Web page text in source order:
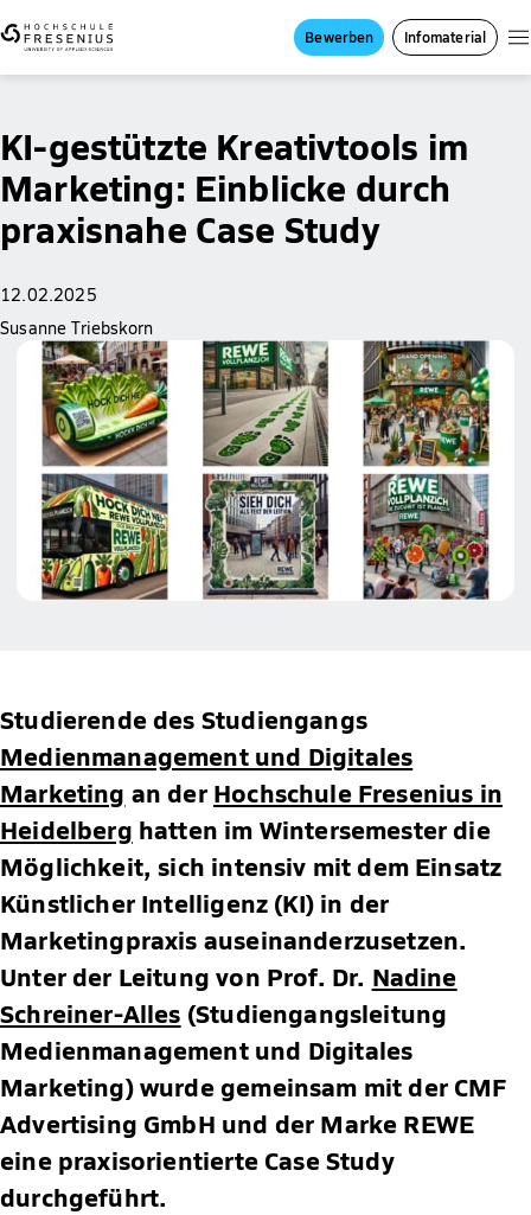
Bewerben Infomaterial
KI-gestützte Kreativtools im
Marketing: Einblicke durch
praxisnahe Case Study
12.02.2025
Susanne Triebskorn
Studierende des Studiengangs
Medienmanagement und Digitales
Marketing an der Hochschule Fresenius in
Heidelberg hatten im Wintersemester die
Möglichkeit, sich intensiv mit dem Einsatz
Künstlicher Intelligenz (KI) in der
Marketingpraxis auseinanderzusetzen.
Unter der Leitung von Prof. Dr. Nadine
Schreiner-Alles (Studiengangsleitung
Medienmanagement und Digitales
Marketing) wurde gemeinsam mit der CMF
Advertising GmbH und der Marke REWE
eine praxisorientierte Case Study
durchgeführt.